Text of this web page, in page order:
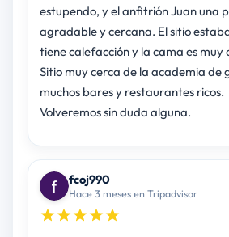
estupendo, y el anfitrión Juan una
agradable y cercana. El sitio
tiene calefacción y la cama es muy
Sitio muy cerca de la academia de
muchos bares y restaurantes ricos.
Volveremos sin duda alguna.
fcoj990
Hace 3 meses en Tripadvisor